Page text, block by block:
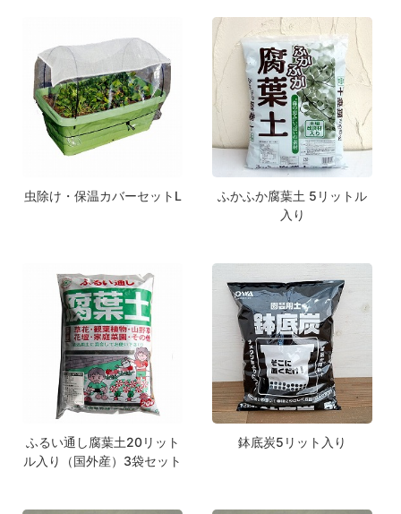
用）
虫除け・保温カバーセットL
ふかふか腐葉土 5リットル
入り
ふるい通し腐葉土20リット
ル入り（国外産）3袋セット
鉢底炭5リット入り